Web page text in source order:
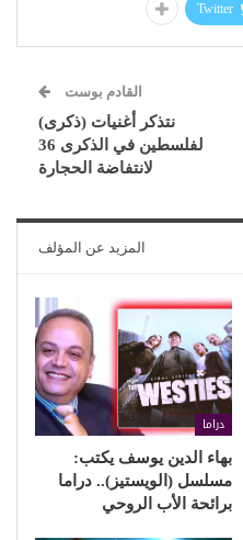
Twitter
القادم بوست
نتذكر أغنيات (ذكرى)
لفلسطين في الذكرى 36
لانتفاضة الحجارة
المزيد عن المؤلف
دراما
بهاء الدين يوسف يكتب:
مسلسل (الويستيز).. دراما
برائحة الأب الروحي